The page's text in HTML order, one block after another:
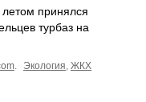
летом принялся
турбаз на
. Экология, ЖКХ